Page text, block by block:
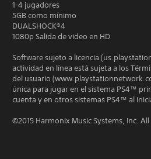
1-4 jugadores
5GB como mínimo
DUALSHOCK®4
1080p Salida de video en HD
Software sujeto a licencia
actividad en línea está sujeta a los
del usuario
única para jugar en el sistema PS4™
cuenta y en otros sistemas PS4™ al
©2015 Harmonix Music Systems, Inc.